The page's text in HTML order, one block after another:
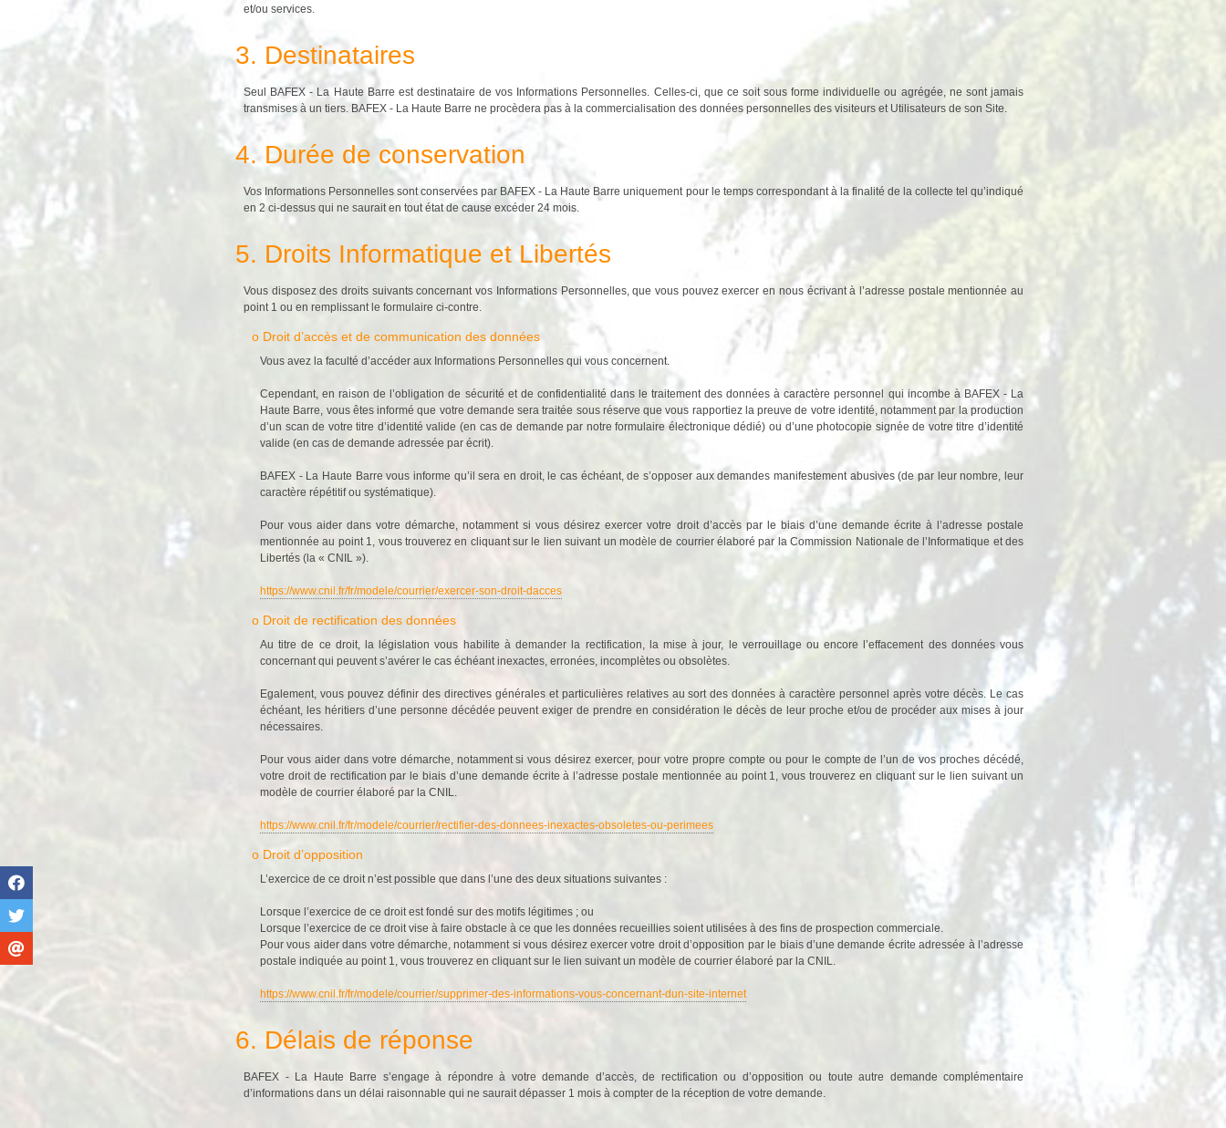
et/ou services.
3. Destinataires
Seul BAFEX - La Haute Barre est destinataire de vos Informations Personnelles. Celles-ci, que ce soit sous forme individuelle ou agrégée, ne sont jamais
transmises à un tiers. BAFEX - La Haute Barre ne procèdera pas à la commercialisation des données personnelles des visiteurs et Utilisateurs de son Site.
4. Durée de conservation
Vos Informations Personnelles sont conservées par BAFEX - La Haute Barre uniquement pour le temps correspondant à la finalité de la collecte tel qu’indiqué
en 2 ci-dessus qui ne saurait en tout état de cause excéder 24 mois.
5. Droits Informatique et Libertés
Vous disposez des droits suivants concernant vos Informations Personnelles, que vous pouvez exercer en nous écrivant à l’adresse postale mentionnée au
point 1 ou en remplissant le formulaire ci-contre.
o Droit d’accès et de communication des données
Vous avez la faculté d’accéder aux Informations Personnelles qui vous concernent.
Cependant, en raison de l’obligation de sécurité et de confidentialité dans le traitement des données à caractère personnel qui incombe à BAFEX - La
Haute Barre, vous êtes informé que votre demande sera traitée sous réserve que vous rapportiez la preuve de votre identité, notamment par la production
d’un scan de votre titre d’identité valide (en cas de demande par notre formulaire électronique dédié) ou d’une photocopie signée de votre titre d’identité
valide (en cas de demande adressée par écrit).
BAFEX - La Haute Barre vous informe qu’il sera en droit, le cas échéant, de s’opposer aux demandes manifestement abusives (de par leur nombre, leur
caractère répétitif ou systématique).
Pour vous aider dans votre démarche, notamment si vous désirez exercer votre droit d’accès par le biais d’une demande écrite à l’adresse postale
mentionnée au point 1, vous trouverez en cliquant sur le lien suivant un modèle de courrier élaboré par la Commission Nationale de l’Informatique et des
Libertés (la « CNIL »).
https://www.cnil.fr/fr/modele/courrier/exercer-son-droit-dacces
o Droit de rectification des données
Au titre de ce droit, la législation vous habilite à demander la rectification, la mise à jour, le verrouillage ou encore l’effacement des données vous
concernant qui peuvent s’avérer le cas échéant inexactes, erronées, incomplètes ou obsolètes.
Egalement, vous pouvez définir des directives générales et particulières relatives au sort des données à caractère personnel après votre décès. Le cas
échéant, les héritiers d’une personne décédée peuvent exiger de prendre en considération le décès de leur proche et/ou de procéder aux mises à jour
nécessaires.
Pour vous aider dans votre démarche, notamment si vous désirez exercer, pour votre propre compte ou pour le compte de l’un de vos proches décédé,
votre droit de rectification par le biais d’une demande écrite à l’adresse postale mentionnée au point 1, vous trouverez en cliquant sur le lien suivant un
modèle de courrier élaboré par la CNIL.
https://www.cnil.fr/fr/modele/courrier/rectifier-des-donnees-inexactes-obsoletes-ou-perimees
o Droit d’opposition
L’exercice de ce droit n’est possible que dans l’une des deux situations suivantes :
Lorsque l’exercice de ce droit est fondé sur des motifs légitimes ; ou
Lorsque l’exercice de ce droit vise à faire obstacle à ce que les données recueillies soient utilisées à des fins de prospection commerciale.
Pour vous aider dans votre démarche, notamment si vous désirez exercer votre droit d’opposition par le biais d’une demande écrite adressée à l’adresse
postale indiquée au point 1, vous trouverez en cliquant sur le lien suivant un modèle de courrier élaboré par la CNIL.
https://www.cnil.fr/fr/modele/courrier/supprimer-des-informations-vous-concernant-dun-site-internet
6. Délais de réponse
BAFEX - La Haute Barre s’engage à répondre à votre demande d’accès, de rectification ou d’opposition ou toute autre demande complémentaire
d’informations dans un délai raisonnable qui ne saurait dépasser 1 mois à compter de la réception de votre demande.